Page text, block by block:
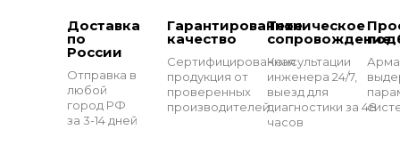
Доставка
по
России
Отправка в
любой
город РФ
за 3-14 дней
Гарантированное
качество
Сертифицированная
продукция от
проверенных
производителей
Техническое
сопровождение
Консультации
инженера 24/7,
выезд для
диагностики за 48
часов